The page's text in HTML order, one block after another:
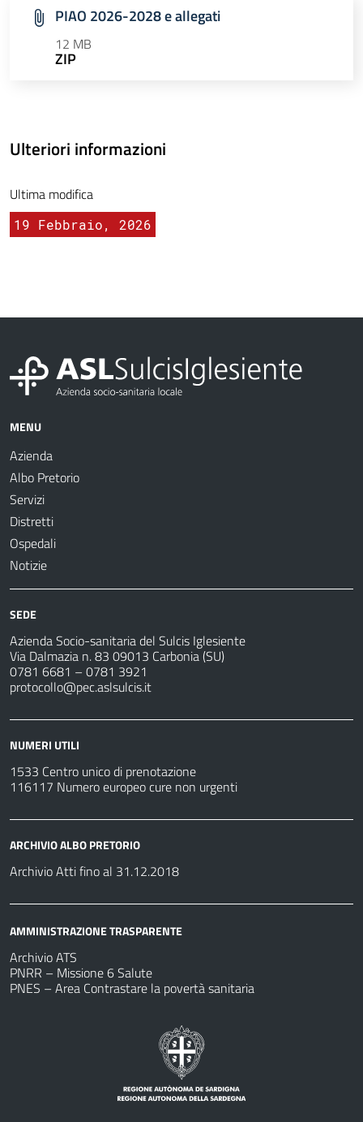
PIAO 2026-2028 e allegati
12 MB
ZIP
Ulteriori informazioni
Ultima modifica
19 Febbraio, 2026
MENU
Azienda
Albo Pretorio
Servizi
Distretti
Ospedali
Notizie
SEDE
Azienda Socio-sanitaria del Sulcis Iglesiente
Via Dalmazia n. 83 09013 Carbonia (SU)
0781 6681 – 0781 3921
protocollo@pec.aslsulcis.it
NUMERI UTILI
1533 Centro unico di prenotazione
116117 Numero europeo cure non urgenti
ARCHIVIO ALBO PRETORIO
Archivio Atti fino al 31.12.2018
AMMINISTRAZIONE TRASPARENTE
Archivio ATS
PNRR – Missione 6 Salute
PNES – Area Contrastare la povertà sanitaria